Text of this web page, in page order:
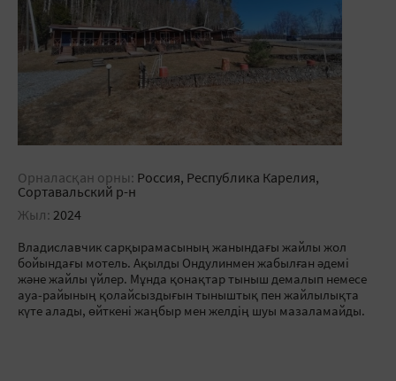
Орналасқан орны: Россия, Республика Карелия,
Сортавальский р-н
Жыл: 2024
Владиславчик сарқырамасының жанындағы жайлы жол
бойындағы мотель. Ақылды Ондулинмен жабылған әдемі
және жайлы үйлер. Мұнда қонақтар тыныш демалып немесе
ауа-райының қолайсыздығын тыныштық пен жайлылықта
күте алады, өйткені жаңбыр мен желдің шуы мазаламайды.